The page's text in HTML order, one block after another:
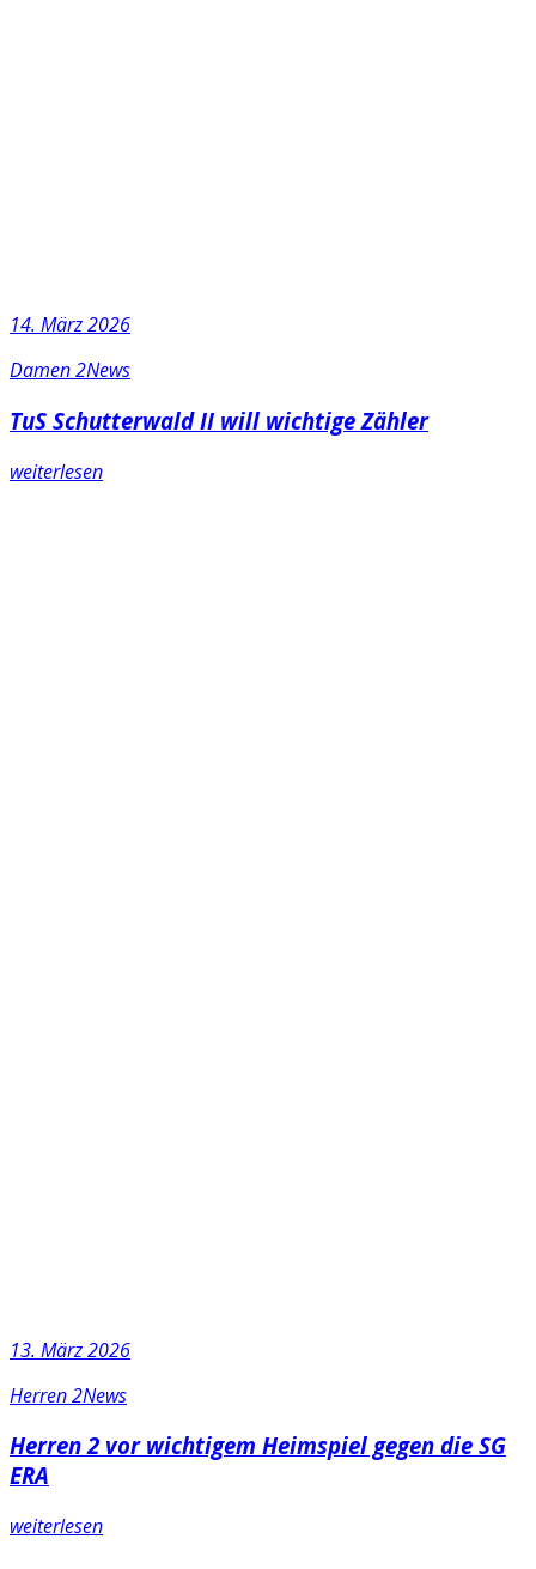
14. März 2026
Damen 2News
TuS Schutterwald II will wichtige Zähler
weiterlesen
13. März 2026
Herren 2News
Herren 2 vor wichtigem Heimspiel gegen die SG
ERA
weiterlesen